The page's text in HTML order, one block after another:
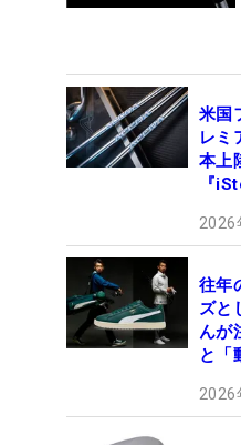
米国
レミ
本上
『
2026
往年
ズと
んが
と「
2026